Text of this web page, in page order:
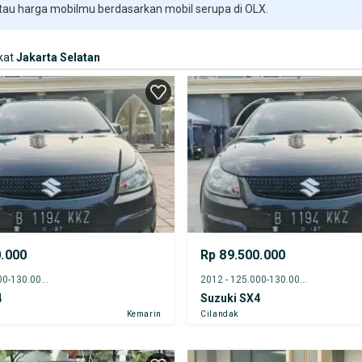
harga mobilmu berdasarkan mobil serupa di OLX.
Jakarta Selatan
Kemarin
Rp 89.500.000
Suzuki SX4
Cilandak